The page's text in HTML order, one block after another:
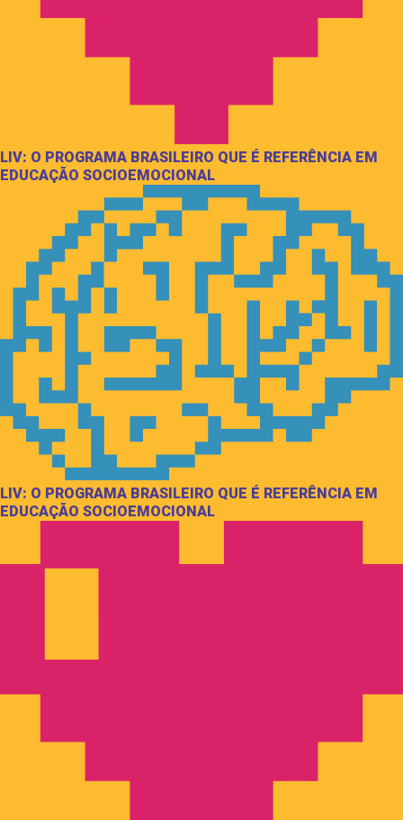
LIV: O PROGRAMA BRASILEIRO QUE É REFERÊNCIA EM
EDUCAÇÃO SOCIOEMOCIONAL
LIV: O PROGRAMA BRASILEIRO QUE É REFERÊNCIA EM
EDUCAÇÃO SOCIOEMOCIONAL